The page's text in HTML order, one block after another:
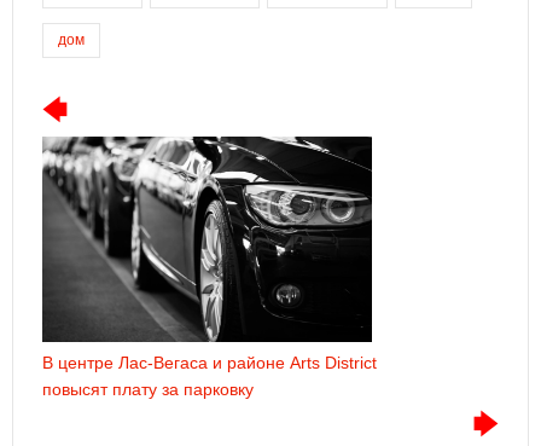
дом
В центре Лас-Вегаса и районе Arts District
повысят плату за парковку